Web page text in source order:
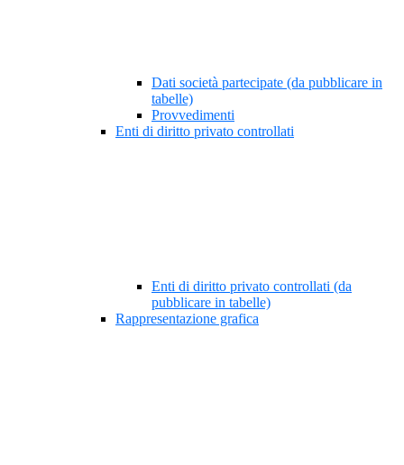
Dati società partecipate (da pubblicare in
tabelle)
Provvedimenti
Enti di diritto privato controllati
Enti di diritto privato controllati (da
pubblicare in tabelle)
Rappresentazione grafica